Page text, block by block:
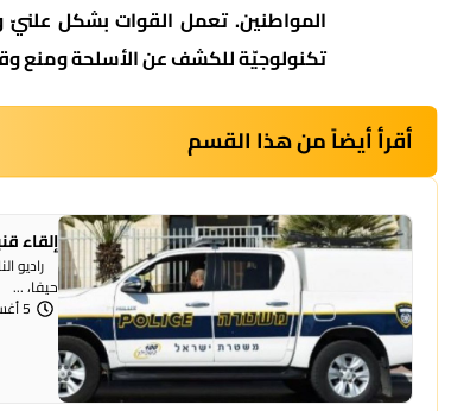
المواطنين. تعمل القوات بشكل
تكنولوجيّة للكشف عن الأسلحة ومنع
أقرأ أيضاً من هذا القسم
إلقاء
راديو
حيفا، ...
5 أغسطس 2026 | 1:07 مساءً